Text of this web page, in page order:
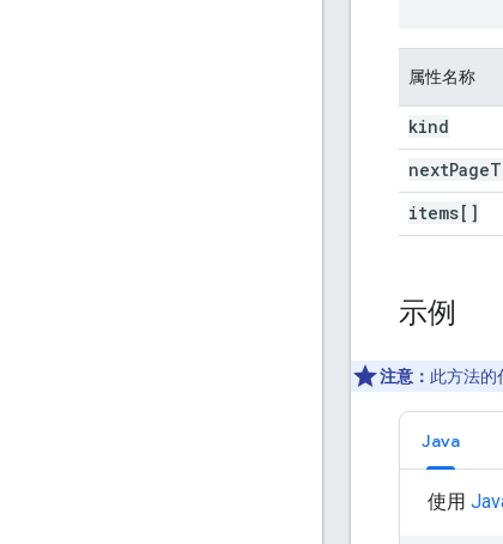
属性名称
kind
nextPage
items[]
示例
注意： 此方法的
Java
使用